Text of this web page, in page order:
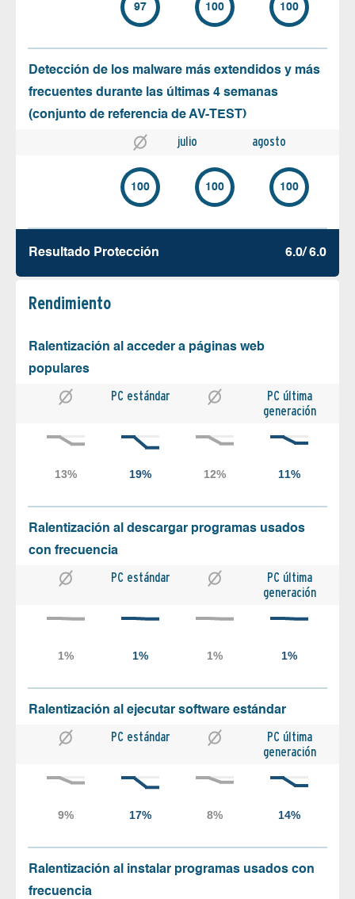
97 100 100
Detección de los malware más extendidos y más
frecuentes durante las últimas 4 semanas
(conjunto de referencia de AV-TEST)
julio agosto
100 100 100
Resultado Protección 6.0/ 6.0
Rendimiento
Ralentización al acceder a páginas web
populares
PC estándar
PC última
generación
Ralentización al descargar programas usados
con frecuencia
PC estándar
PC última
generación
Ralentización al ejecutar software estándar
PC estándar
PC última
generación
Ralentización al instalar programas usados con
frecuencia